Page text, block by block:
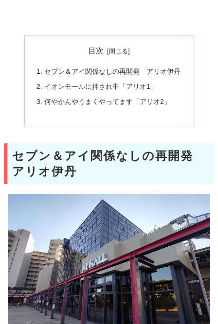
目次
セブン＆アイ関係なしの再開発 アリオ伊丹
イオンモールに押され中「アリオ1」
何やかんやうまくやってます「アリオ2」
セブン＆アイ関係なしの再開発
アリオ伊丹